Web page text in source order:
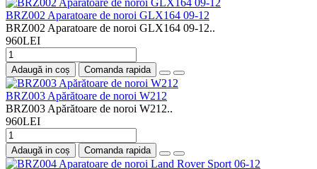
BRZ002 Aparatoare de noroi GLX164 09-12
BRZ002 Aparatoare de noroi GLX164 09-12..
960LEI
Adaugă in coș Comanda rapida
BRZ003 Apărătoare de noroi W212
BRZ003 Apărătoare de noroi W212..
960LEI
Adaugă in coș Comanda rapida